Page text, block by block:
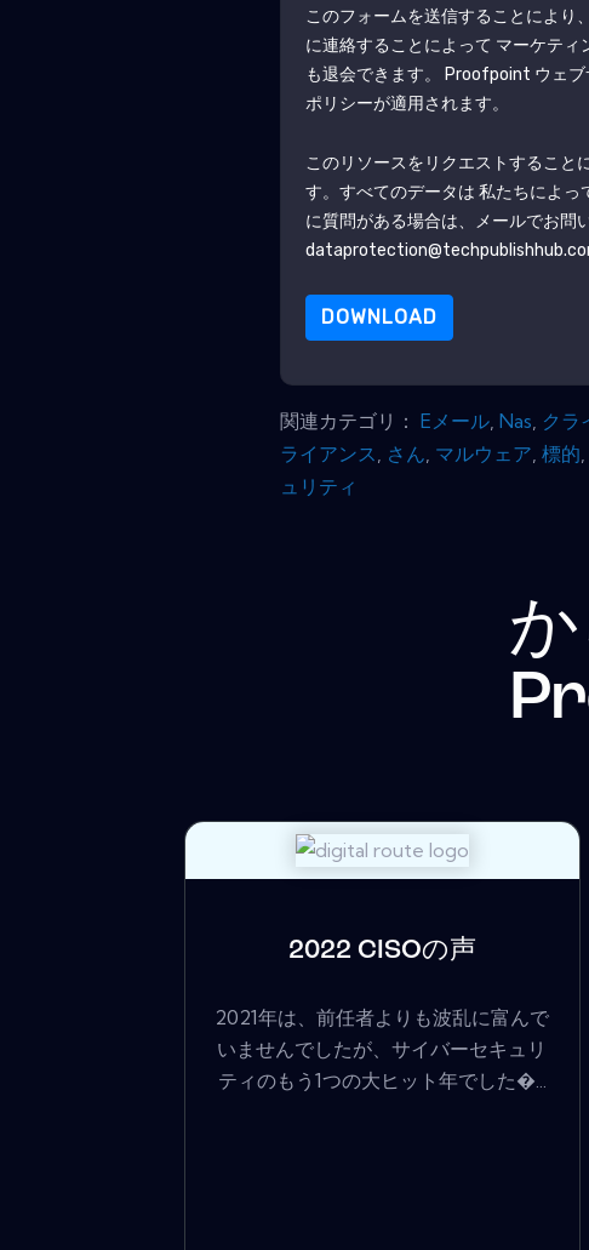
このフォームを送信することにより
に連絡することによって マーケテ
も退会できます。
Proofpoint ウェ
ポリシーが適用されます。
このリソースをリクエストすること
す。すべてのデータは 私たちによっ
に質問がある場合は、メールでお問
DOWNLOAD
関連カテゴリ：Eメール,Nas, クラ
ライアンス, さん, マルウェア,標的
ュリティ
2022 CISOの声
2021年は、前任者よりも波乱に富んで
いませんでしたが、サイバーセキュリ
ティのもう1つの大ヒット年でした�...